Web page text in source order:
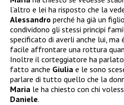
l’altro e lei ha risposto che la
Alessandro perché ha già un
condividono gli stessi principi
specificato di averli anche lui, ma
facile affrontare una rottura
Inoltre il corteggiatore ha
fatto anche Giulia e le sono
parlare di tutto quello che la
Maria le ha chiesto con chi
Daniele.